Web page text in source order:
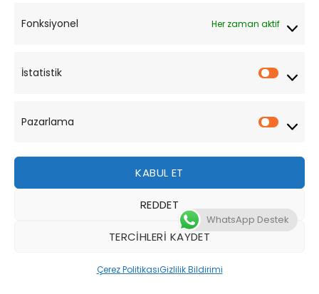
Fonksiyonel Her zaman aktif
İstatistik
Pazarlama
KABUL ET
REDDET
TERCIHLERI KAYDET
Çerez PolitikasıGizlilik Bildirimi
Sipariş Takibi
Destek
Bu site, size daha iyi bir tarama deneyimi sunmak için
çerezler kullanmaktadır. Bu web sitesinde gezinerek,
çerez kullanımımızı kabul etmiş olursunuz.
DAHA FAZLA BILGI KABUL ET
WhatsApp Destek